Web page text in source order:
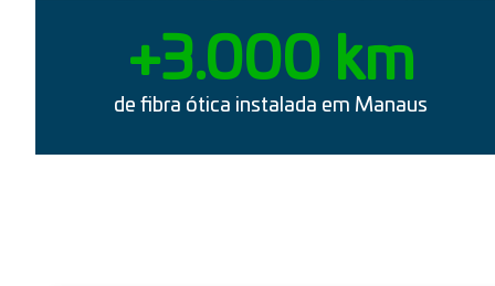
de fibra ótica instalada em Manaus
+3.000 km